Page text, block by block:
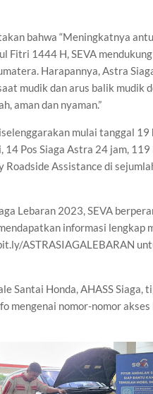
bahwa “Meningkatnya
Fitri 1444 H, SEVA
Harapannya, Astra
mudik dan arus balik mudik
aman dan nyaman.”
mulai tanggal
Pos Siaga Astra 24 jam, 119
Roadside Assistance di
Lebaran 2023, SEVA
informasi lengkap
ASTRASIAGALEBARAN
Santai Honda, AHASS
mengenai nomor-nomor